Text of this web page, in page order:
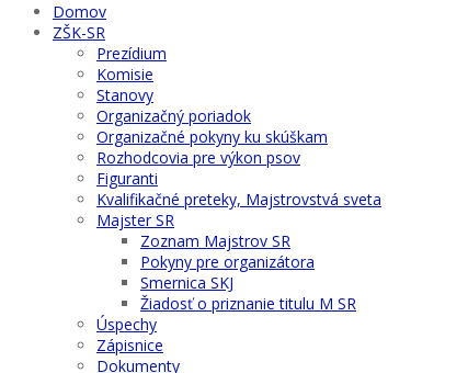
Domov
ZŠK-SR
Prezídium
Komisie
Stanovy
Organizačný poriadok
Organizačné pokyny ku skúškam
Rozhodcovia pre výkon psov
Figuranti
Kvalifikačné preteky, Majstrovstvá sveta
Majster SR
Zoznam Majstrov SR
Pokyny pre organizátora
Smernica SKJ
Žiadosť o priznanie titulu M SR
Úspechy
Zápisnice
Dokumenty